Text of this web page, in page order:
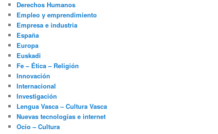
Derechos Humanos
Empleo y emprendimiento
Empresa e industria
España
Europa
Euskadi
Fe – Ética – Religión
Innovación
Internacional
Investigación
Lengua Vasca – Cultura Vasca
Nuevas tecnologías e internet
Ocio – Cultura